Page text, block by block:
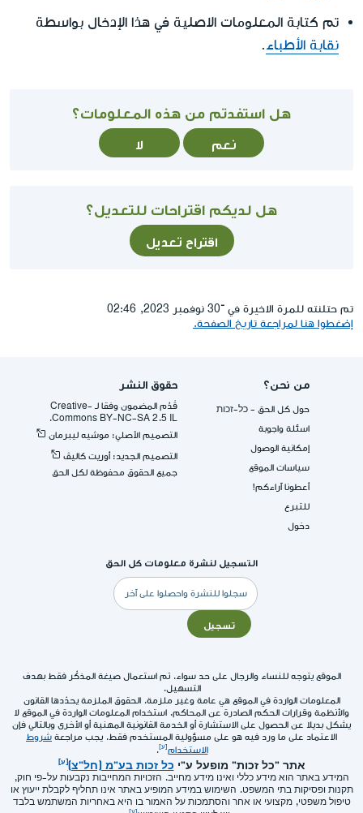
تم كتابة المعلومات الاصلية في هذا الإدخال بواسطة
نقابة الأطباء.
هل استفدتم من هذه المعلومات؟
نعم لا
هل لديكم اقتراحات للتعديل؟
اقتراح تعديل
تم حتلنته للمرة الاخيرة في ־30 نوفمبر 2023, 02:46
إضغطوا هنا لمراجعة تاريخ الصفحة.
من نحن؟
حول كل الحق - כל-זכות
اسئلة واجوبة
إمكانية الوصول
سياسات الموقع
أعطونا آراءكم!
للتبرع
دخول
حقوق النشر
قُدِّم المضمون وفقا لـ -Creative
Commons BY-NC-SA 2.5 IL.
التصميم الأصلي: موشيه ليبرمان
التصميم الجديد: أوريت كاليڤ
جميع الحقوق محفوظة لكل الحق
التسجيل لنشرة معلومات كل الحق
البريد
الإلكتروني
تسجيل
الموقع يتوجه للنساء والرجال على حد سواء. تم استعمال صيغة المذكّر فقط بهدف
التسهيل.
المعلومات الواردة في الموقع هي عامة وغير ملزمة. الحقوق الملزمة يحدّدها القانون
والأنظمة وقرارات الحكم الصادرة عن المحاكم. استخدام المعلومات الواردة في الموقع لا
يشكل بديلا عن الحصول على الاستشارة أو الخدمة القانونية المهنية أو الأخرى وبالتالي فإن
الاعتماد على ما ورد فيه هو على مسؤولية المستخدم فقط. يجب مراجعة شروط
الاستخدام
.
אתר "כל זכות" מופעל ע"י כל זכות בע"מ (חל"צ)
המידע באתר הוא מידע כללי ואינו מידע מחייב. הזכויות המחייבות נקבעות על-פי חוק,
תקנות ופסיקות בתי המשפט. השימוש במידע המופיע באתר אינו תחליף לקבלת ייעוץ או
טיפול משפטי, מקצועי או אחר והסתמכות על האמור בו היא באחריות המשתמש בלבד